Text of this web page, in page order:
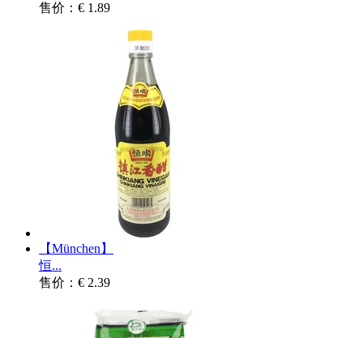
售价：€ 1.89
【München】
恒...
售价：€ 2.39